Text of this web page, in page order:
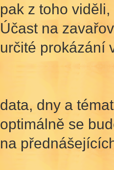
pak z toho
Účast na
určité prokázání
data, dny a
optimálně se
na